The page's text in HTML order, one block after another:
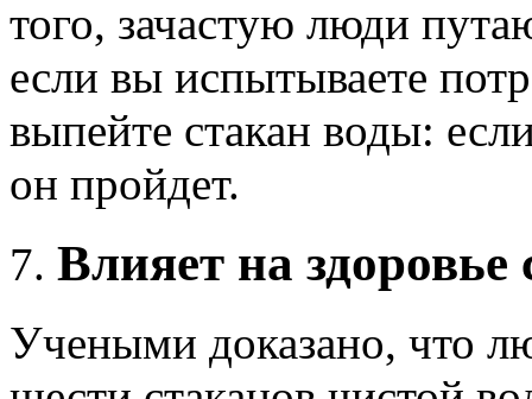
того, зачастую люди
если вы испытываете
выпейте стакан воды:
он пройдет.
Влияет на здоровье
Учеными доказано, что